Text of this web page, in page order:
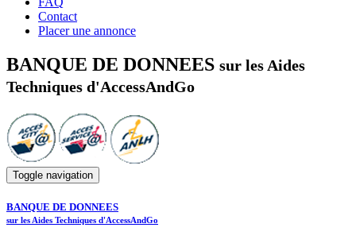
Contact
Placer une annonce
BANQUE DE DONNEES sur les Aides
Techniques d'AccessAndGo
Toggle navigation
BANQUE DE DONNEES
sur les Aides Techniques d'AccessAndGo